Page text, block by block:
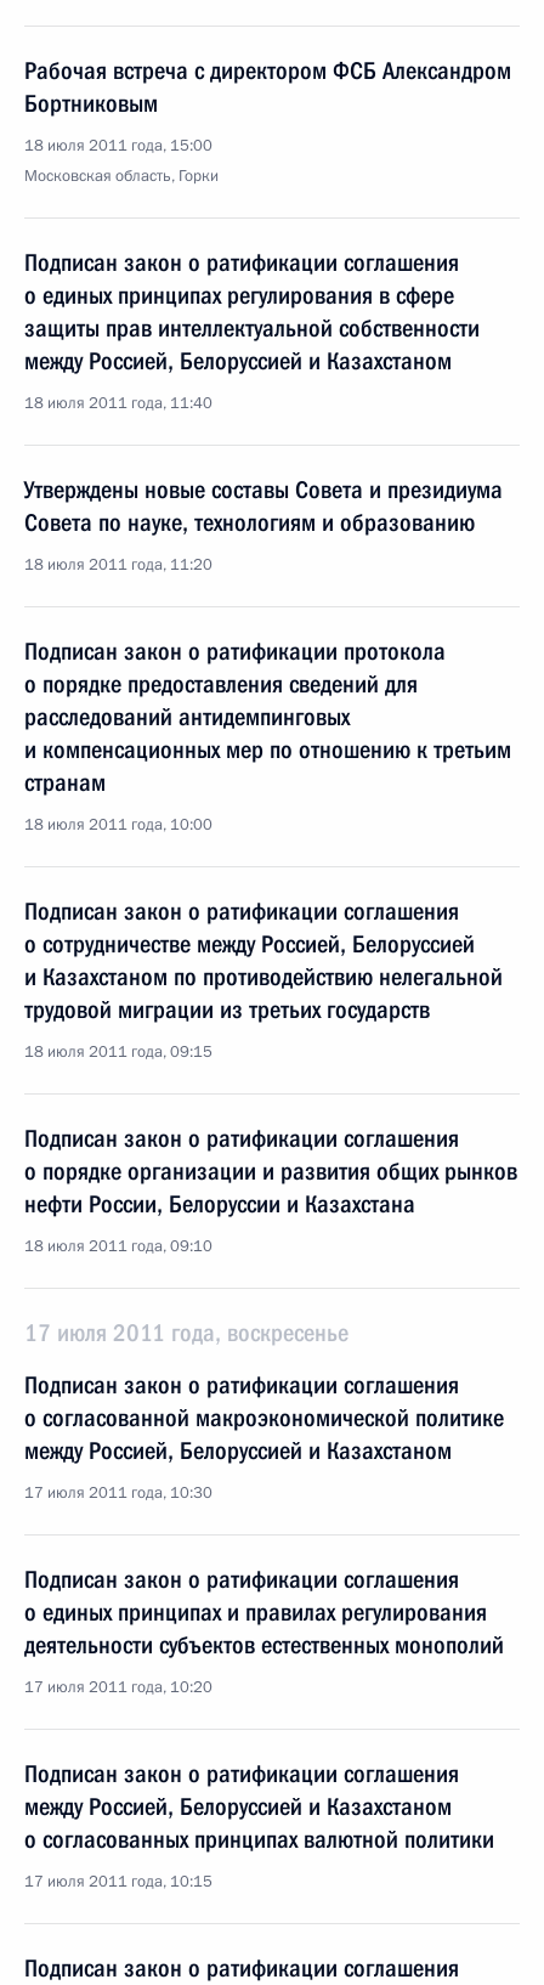
Рабочая встреча с директором ФСБ Александром
Бортниковым
18 июля 2011 года, 15:00
Московская область, Горки
Подписан закон о ратификации соглашения
о единых принципах регулирования в сфере
защиты прав интеллектуальной собственности
между Россией, Белоруссией и Казахстаном
18 июля 2011 года, 11:40
Утверждены новые составы Совета и президиума
Совета по науке, технологиям и образованию
18 июля 2011 года, 11:20
Подписан закон о ратификации протокола
о порядке предоставления сведений для
расследований антидемпинговых
и компенсационных мер по отношению к третьим
странам
18 июля 2011 года, 10:00
Подписан закон о ратификации соглашения
о сотрудничестве между Россией, Белоруссией
и Казахстаном по противодействию нелегальной
трудовой миграции из третьих государств
18 июля 2011 года, 09:15
Подписан закон о ратификации соглашения
о порядке организации и развития общих рынков
нефти России, Белоруссии и Казахстана
18 июля 2011 года, 09:10
17 июля 2011 года, воскресенье
Подписан закон о ратификации соглашения
о согласованной макроэкономической политике
между Россией, Белоруссией и Казахстаном
17 июля 2011 года, 10:30
Подписан закон о ратификации соглашения
о единых принципах и правилах регулирования
деятельности субъектов естественных монополий
17 июля 2011 года, 10:20
Подписан закон о ратификации соглашения
между Россией, Белоруссией и Казахстаном
о согласованных принципах валютной политики
17 июля 2011 года, 10:15
Подписан закон о ратификации соглашения